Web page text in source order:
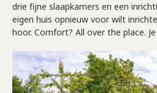
drie fijne slaapkamers en een
eigen huis opnieuw voor wilt
hoor. Comfort? All over the place.